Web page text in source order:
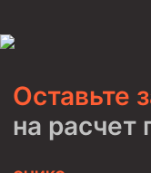
Центраторы
Герметизаторы
Оставьте
на расчет